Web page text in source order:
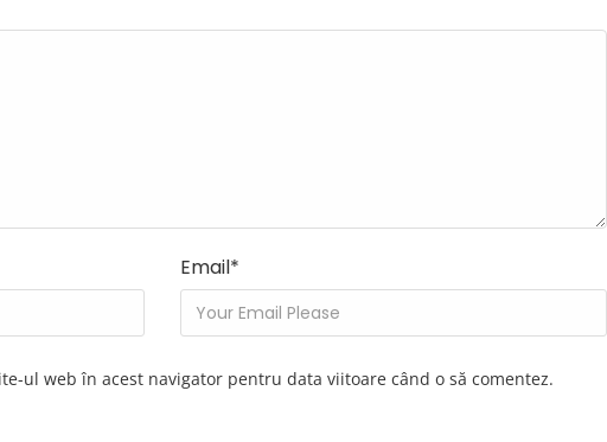
Email*
ul web în acest navigator pentru data viitoare când o să comentez.